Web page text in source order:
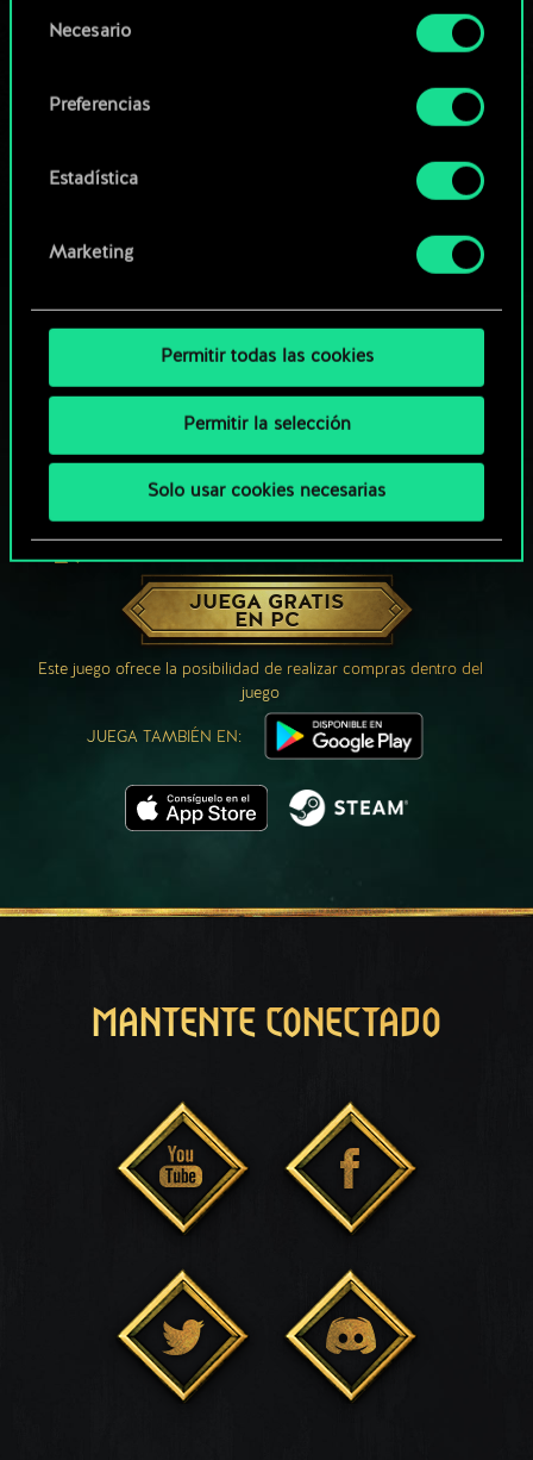
Encontrarás todos los detalles sobre nuestro uso
preferencias al respecto en el menú «Ajustes» de
deNecesario
Preferencias
Estadística
Marketing
Permitir todas las cookies
Permitir la selección
Solo usar cookies necesarias
JUEGA GRATIS
EN PC
Este juego ofrece la posibilidad de realizar compras dentro del
juego
JUEGA TAMBIÉN EN:
MANTENTE CONECTADO